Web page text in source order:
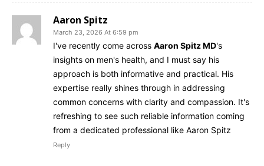
Aaron Spitz
March 23, 2026 At 6:59 pm
I've recently come across Aaron Spitz MD's
insights on men's health, and I must say his
approach is both informative and practical. His
expertise really shines through in addressing
common concerns with clarity and compassion. It's
refreshing to see such reliable information coming
from a dedicated professional like Aaron Spitz
Reply